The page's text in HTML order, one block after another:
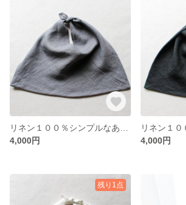
4,000円
4,000円
残り1点